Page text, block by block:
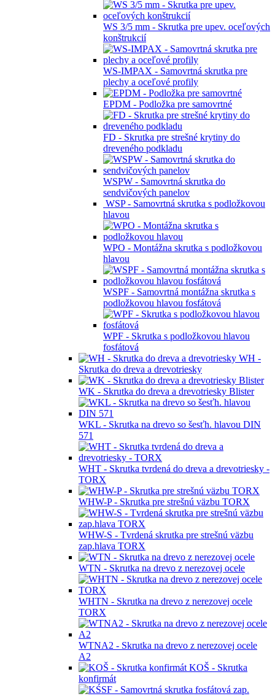
WS 3/5 mm - Skrutka pre upev. oceľových
konštrukcií
WS-IMPAX - Samovrtná skrutka pre
plechy a oceľové profily
EPDM - Podložka pre samovrtné
FD - Skrutka pre strešné krytiny do
dreveného podkladu
WSPW - Samovrtná skrutka do
sendvičových panelov
WSP - Samovrtná skrutka s podložkovou
hlavou
WPO - Montážna skrutka s podložkovou
hlavou
WSPF - Samovrtná montážna skrutka s
podložkovou hlavou fosfátová
WPF - Skrutka s podložkovou hlavou
fosfátová
WH -
Skrutka do dreva a drevotriesky
WK - Skrutka do dreva a drevotriesky Blister
WKL - Skrutka na drevo so šesťh. hlavou DIN
571
WHT - Skrutka tvrdená do dreva a drevotriesky -
TORX
WHW-P - Skrutka pre strešnú väzbu TORX
WHW-S - Tvrdená skrutka pre strešnú väzbu